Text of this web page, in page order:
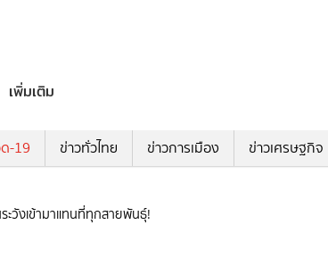
เพิ่มเติม
-19 ข่าวทั่วไทย ข่าวการเมือง ข่าวเศรษฐกิจ
ะวังเข้ามาแทนที่ทุกสายพันธุ์!